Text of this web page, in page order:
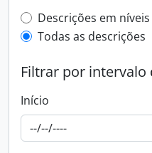
Filtro de
Descrições em
Todas as descrições
Filtrar por intervalo
Início